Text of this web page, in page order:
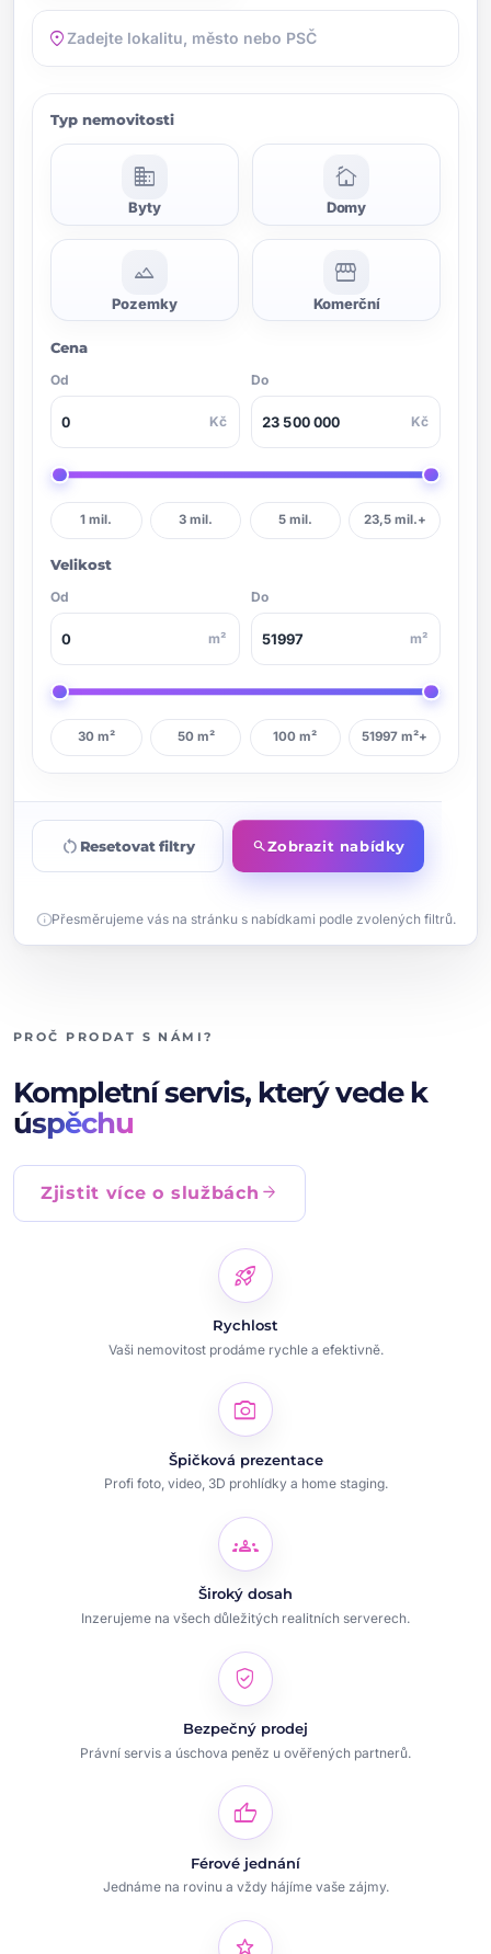
location_on
Typ nemovitosti
domain
Byty
cottage
Domy
landscape
Pozemky
storefront
Komerční
Cena
Od
Kč
Do
Kč
1 mil. 3 mil. 5 mil. 23,5 mil.+
Velikost
Od
m²
Do
m²
30 m² 50 m² 100 m² 51997 m²+
restart_alt Resetovat filtry searchZobrazit nabídky
infoPřesměrujeme vás na stránku s nabídkami podle zvolených filtrů.
PROČ PRODAT S NÁMI?
Kompletní servis, který vede k
úspěchu
Zjistit více o službách arrow_forward
rocket_launch
Rychlost
Vaši nemovitost prodáme rychle a efektivně.
photo_camera
Špičková prezentace
Profi foto, video, 3D prohlídky a home staging.
groups
Široký dosah
Inzerujeme na všech důležitých realitních serverech.
verified_user
Bezpečný prodej
Právní servis a úschova peněz u ověřených partnerů.
thumb_up
Férové jednání
Jednáme na rovinu a vždy hájíme vaše zájmy.